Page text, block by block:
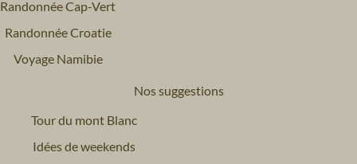
Randonnée Cap-Vert
Randonnée Croatie
Voyage Namibie
Nos suggestions
Tour du mont Blanc
Idées de weekends